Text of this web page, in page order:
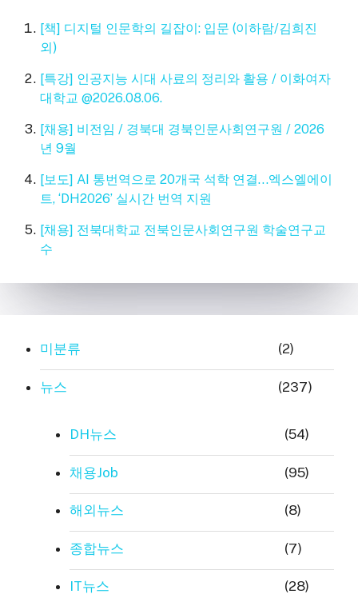
[책] 디지털 인문학의 길잡이: 입문 (이하람/김희진
외)
[특강] 인공지능 시대 사료의 정리와 활용 / 이화여자
대학교 @2026.08.06.
[채용] 비전임 / 경북대 경북인문사회연구원 / 2026
년 9월
[보도] AI 통번역으로 20개국 석학 연결…엑스엘에이
트, ‘DH2026’ 실시간 번역 지원
[채용] 전북대학교 전북인문사회연구원 학술연구교
수
미분류 (2)
뉴스 (237)
DH뉴스 (54)
채용Job (95)
해외뉴스 (8)
종합뉴스 (7)
IT뉴스 (28)